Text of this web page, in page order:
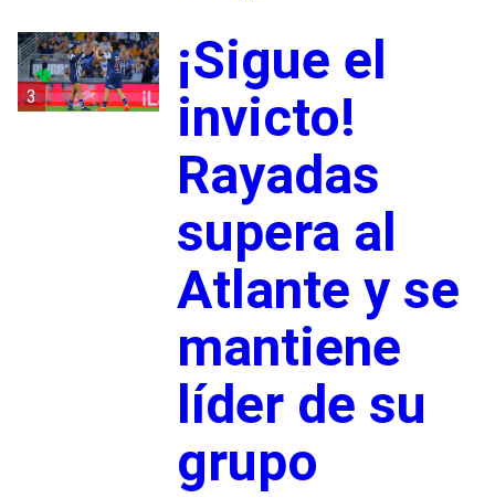
3
¡Sigue el
invicto!
Rayadas
supera al
Atlante y se
mantiene
líder de su
grupo